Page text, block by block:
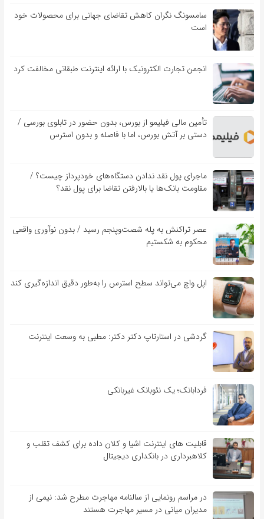
سامسونگ نگران کاهش تقاضای جهانی برای محصولات خود
است
انجمن تجارت الکترونیک با ارائه اینترنت طبقاتی مخالفت کرد
تأمین مالی فیلیمو از بورس، بدون حضور در تابلوی بورسی /
دستی بر آتش بورس، اما با فاصله و بدون استرس
ماجرای پول نقد ندادن دستگاه‌های خودپرداز چیست؟ /
مقاومت بانک‌ها یا بالارفتن تقاضا برای پول نقد؟
عصر تراکنش به پله شصت‌وپنجم رسید / بدون نوآوری واقعی
محکوم به شکستیم
اپل واچ می‌تواند سطح استرس را به‌طور دقیق اندازه‌گیری کند
گردشی در استارتاپ دکتر دکتر: مطبی به وسعت اینترنت
فردابانک؛ یک نئوبانک غیربانکی
قابلیت ‏های اینترنت اشیا و کلان‏ داده برای کشف تقلب و
کلاهبرداری در بانکداری دیجیتال
در مراسم رونمایی از سالنامه مهاجرت مطرح شد: نیمی از
مدیران میانی در مسیر مهاجرت هستند